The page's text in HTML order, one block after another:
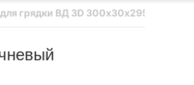
грядки ВД 3D 300х30х2950, с